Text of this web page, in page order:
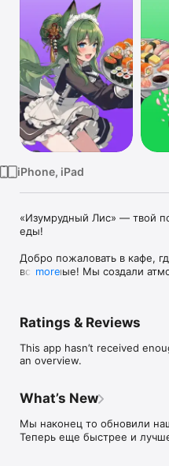
iPhone, iPad
«Изумрудный Лис» — твой
еды!
Добро пожаловать в кафе,
вселенные! Мы создали
Что попробовать сегодня?
Пицца по-лисьи — тонкое
Сэндвичи — сытный перекус
показать Чибикам.
Супы и Лапша WOK —
дождливый день.
Паста — классика в уютном
Салаты — свежесть и
more
Ratings & Reviews
This app hasn’t received
an overview.
What’s New
Мы наконец то обновили
Теперь еще быстрее и